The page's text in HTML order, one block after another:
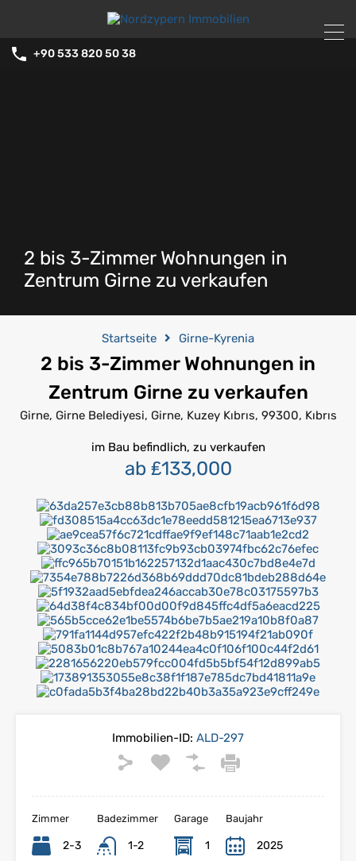
+90 533 820 50 38
2 bis 3-Zimmer Wohnungen in
Zentrum Girne zu verkaufen
Startseite Girne-Kyrenia
2 bis 3-Zimmer Wohnungen in
Zentrum Girne zu verkaufen
Girne, Girne Belediyesi, Girne, Kuzey Kıbrıs, 99300, Kıbrıs
im Bau befindlich, zu verkaufen
ab ₤133,000
Immobilien-ID: ALD-297
Zimmer
2-3
Badezimmer
1-2
Garage
1
Baujahr
2025